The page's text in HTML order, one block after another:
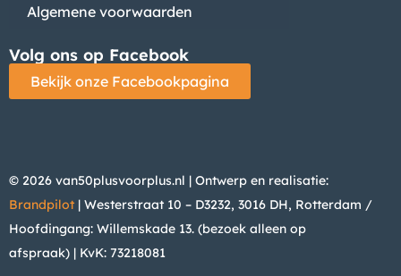
Algemene voorwaarden
Volg ons op Facebook
Bekijk onze Facebookpagina
© 2026 van50plusvoorplus.nl | Ontwerp en realisatie:
Brandpilot | Westerstraat 10 – D3232, 3016 DH, Rotterdam /
Hoofdingang: Willemskade 13. (bezoek alleen op
afspraak) | KvK: 73218081